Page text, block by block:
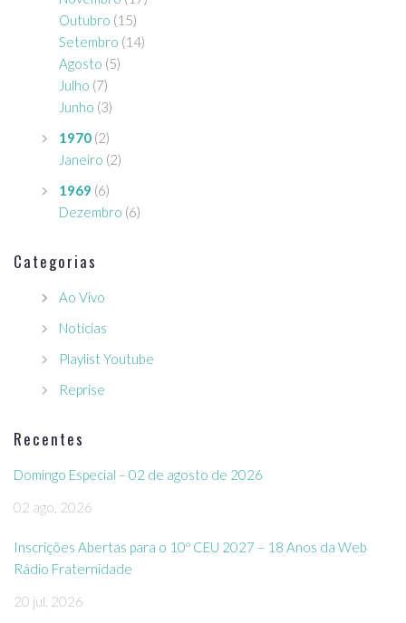
Outubro (15)
Setembro (14)
Agosto (5)
Julho (7)
Junho (3)
1970 (2)
Janeiro (2)
1969 (6)
Dezembro (6)
Categorias
Ao Vivo
Notícias
Playlist Youtube
Reprise
Recentes
Domingo Especial – 02 de agosto de 2026
02 ago, 2026
Inscrições Abertas para o 10º CEU 2027 – 18 Anos da Web
Rádio Fraternidade
20 jul, 2026